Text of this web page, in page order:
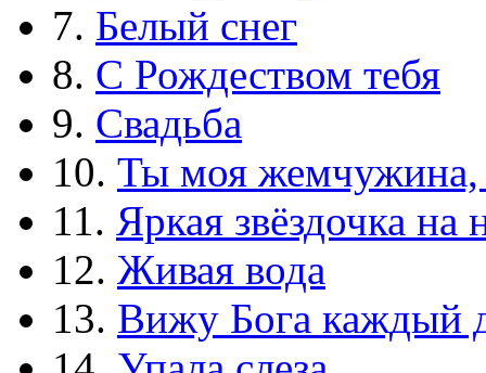
7. Белый снег
8. С Рождеством тебя
9. Свадьба
10. Ты моя жемчужина,
11. Яркая звёздочка на
12. Живая вода
13. Вижу Бога каждый